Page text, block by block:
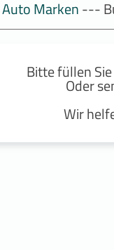
Auto Marken---
Bitte füllen
Oder
Wir